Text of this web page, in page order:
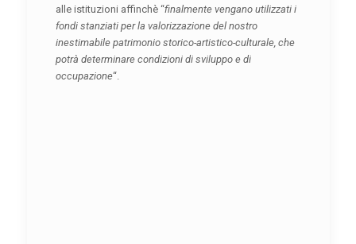
alle istituzioni affinchè “finalmente vengano utilizzati i
fondi stanziati per la valorizzazione del nostro
inestimabile patrimonio storico-artistico-culturale, che
potrà determinare condizioni di sviluppo e di
occupazione“.